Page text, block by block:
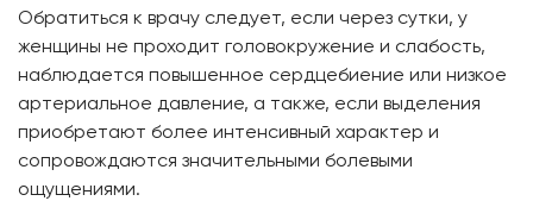
Обратиться к врачу следует, если через сутки, у
женщины не проходит головокружение и слабость,
наблюдается повышенное сердцебиение или низкое
артериальное давление, а также, если выделения
приобретают более интенсивный характер и
сопровождаются значительными болевыми
ощущениями.